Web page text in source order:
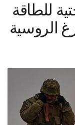
للطاقة
الروسية